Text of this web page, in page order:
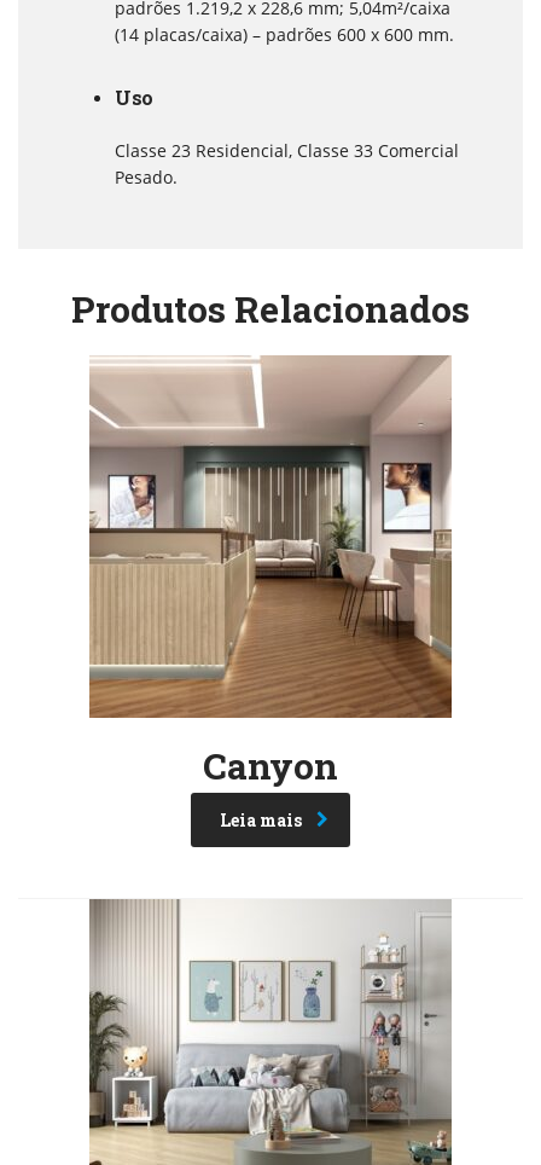
padrões 1.219,2 x 228,6 mm; 5,04m²/caixa
(14 placas/caixa) – padrões 600 x 600 mm.
Uso
Classe 23 Residencial, Classe 33 Comercial
Pesado.
Produtos Relacionados
Canyon
Leia mais